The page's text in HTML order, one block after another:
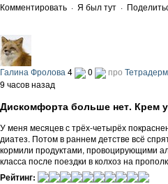
Комментировать · Я был тут ·
Галина Фролова 4 0 про Тетрадерм
9 часов назад
Дискомфорта больше нет. Крем
У меня месяцев с трёх-четырёх
диатез. Потом в раннем детстве всё
кормили продуктами, провоцирующими
класса после поездки в колхоз на
Рейтинг: